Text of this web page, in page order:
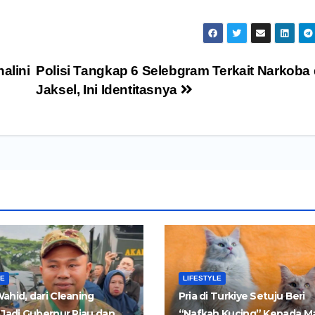
Polisi Tangkap 6 Selebgram Terkait Narkoba
Jaksel, Ini Identitasnya
dari Cleaning
LIFESTYLE
Pria di Turkiye Setuju Beri